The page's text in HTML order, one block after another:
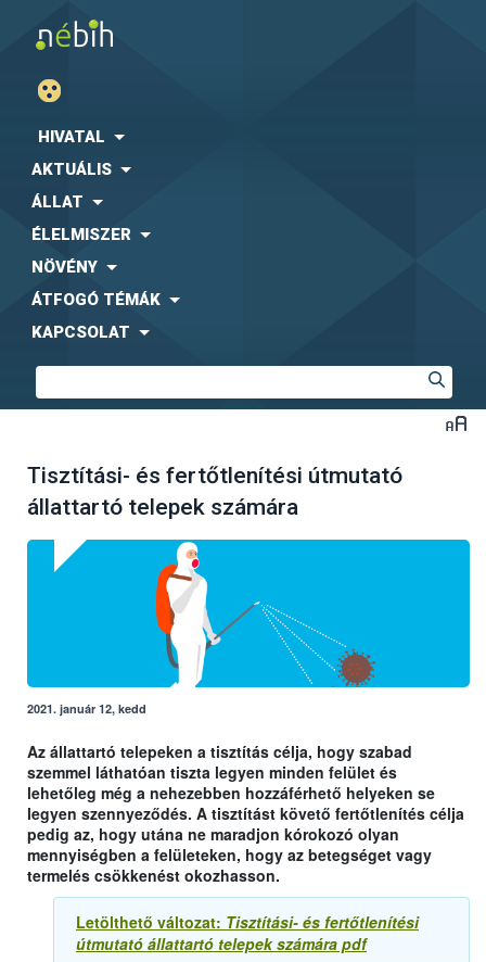
HIVATAL
AKTUÁLIS
ÁLLAT
ÉLELMISZER
NÖVÉNY
ÁTFOGÓ TÉMÁK
KAPCSOLAT
Tisztítási- és fertőtlenítési útmutató
állattartó telepek számára
2021. január 12, kedd
Az állattartó telepeken a tisztítás célja, hogy szabad
szemmel láthatóan tiszta legyen minden felület és
lehetőleg még a nehezebben hozzáférhető helyeken se
legyen szennyeződés. A tisztítást követő fertőtlenítés célja
pedig az, hogy utána ne maradjon kórokozó olyan
mennyiségben a felületeken, hogy az betegséget vagy
termelés csökkenést okozhasson.
Letölthető változat: Tisztítási- és fertőtlenítési
útmutató állattartó telepek számára pdf